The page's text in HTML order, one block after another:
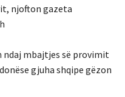
njofton gazeta
ndaj mbajtjes së provimit
gjuha shqipe gëzon